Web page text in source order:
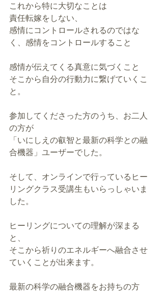
これから特に大切なことは
責任転嫁をしない、
感情にコントロールされるのではな
く、感情をコントロールすること
感情が伝えてくる真意に気づくこと
そこから自分の行動力に繋げていくこ
と。
参加してくださった方のうち、お二人
の方が
「いにしえの叡智と最新の科学との融
合機器」ユーザーでした。
そして、オンラインで行っているヒー
リングクラス受講生もいらっしゃいま
した。
ヒーリングについての理解が深まる
と、
そこから祈りのエネルギーへ融合させ
ていくことが出来ます。
最新の科学の融合機器をお持ちの方